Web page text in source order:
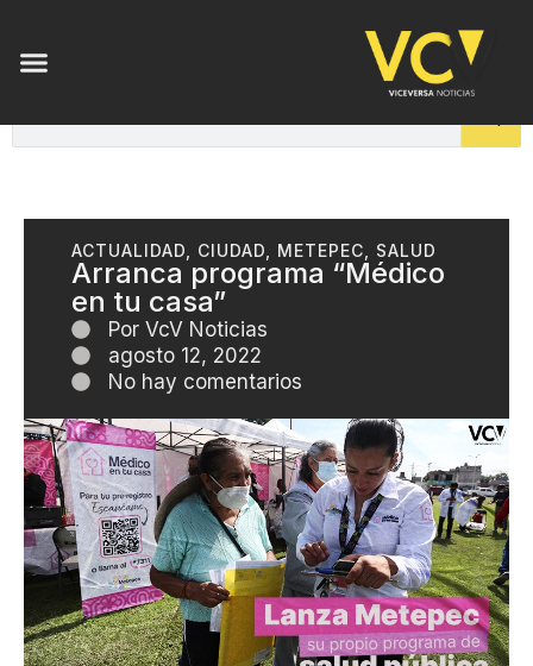
ACTUALIDAD CIUDAD METEPEC SALUD
Arranca programa “Médico
en tu casa”
Por VcV Noticias
agosto 12, 2022
No hay comentarios